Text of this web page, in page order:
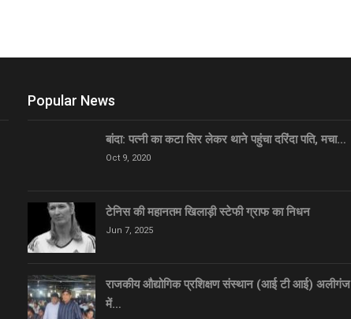
Popular News
बांदा: पत्नी का कटा सिर लेकर थाने पहुंचा दरिंदा पति, मचा…
Oct 9, 2020
टेनिस की महानतम खिलाड़ी स्टेफी ग्राफ का निधन
Jun 7, 2025
राजकीय औद्योगिक प्रशिक्षण संस्थान (आई टी आई) अलीगंज
में…